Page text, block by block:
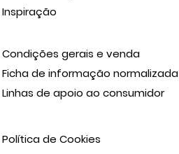
Inspiração
Condições gerais e venda
Ficha de informação normalizada
Linhas de apoio ao consumidor
Política de Cookies